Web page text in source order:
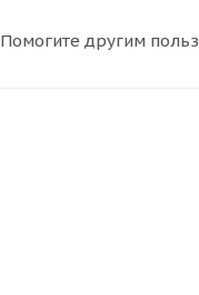
Помогите другим